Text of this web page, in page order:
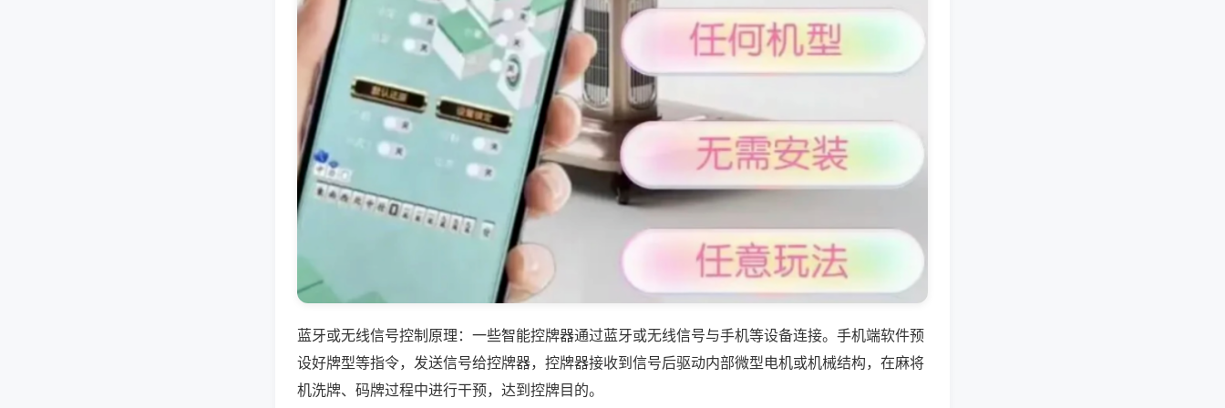
蓝牙或无线信号控制原理：一些智能控牌器通过蓝牙或无线信号与手机等设备连接。手机端软件预
设好牌型等指令，发送信号给控牌器，控牌器接收到信号后驱动内部微型电机或机械结构，在麻将
机洗牌、码牌过程中进行干预，达到控牌目的。